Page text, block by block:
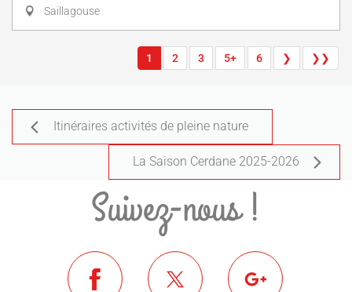
Saillagouse
1 2 3 5+ 6 ❯ ❯❯
Itinéraires activités de pleine nature
La Saison Cerdane 2025-2026
Suivez-nous !